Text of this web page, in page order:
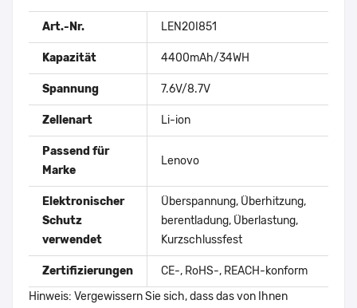
Art.-Nr. LEN20I851
Kapazität 4400mAh/34WH
Spannung 7.6V/8.7V
Zellenart Li-ion
Passend für
Marke
Lenovo
Elektronischer
Schutz
verwendet
Überspannung, Überhitzung,
berentladung, Überlastung,
Kurzschlussfest
Zertifizierungen
CE-, RoHS-, REACH-konform
Hinweis: Vergewissern Sie sich, dass das von Ihnen